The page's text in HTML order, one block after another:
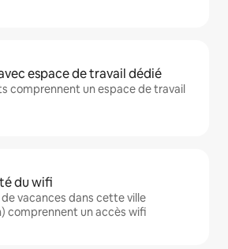
espace de travail dédié
comprennent un espace de travail
du wifi
vacances dans cette ville
comprennent un accès wifi